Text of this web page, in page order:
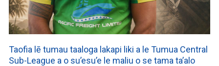
Taofia lē tumau taaloga lakapi liki a le Tumua Central
Sub-League a o su’esu’e le maliu o se tama ta’alo